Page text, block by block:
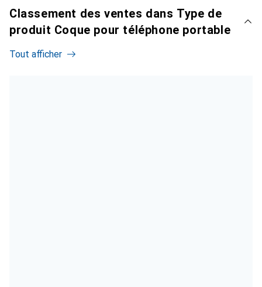
Classement des ventes dans Type de
produit Coque pour téléphone portable
Tout afficher